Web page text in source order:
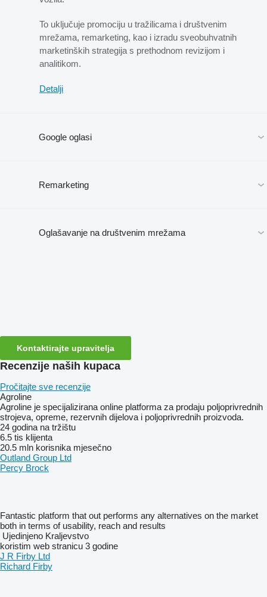
To uključuje promociju u tražilicama i društvenim
mrežama, remarketing, kao i izradu sveobuhvatnih
marketinških strategija s prethodnom revizijom i
analitikom.
Detalji
Google oglasi
Remarketing
Oglašavanje na društvenim mrežama
Kontaktirajte upravitelja
Recenzije naših kupaca
Pročitajte sve recenzije
Agroline
Agroline je specijalizirana online platforma za prodaju poljoprivrednih
strojeva, opreme, rezervnih dijelova i poljoprivrednih proizvoda.
24 godina na tržištu
6.5 tis klijenta
20.5 mln korisnika mjesečno
Outland Group Ltd
Percy Brock
Fantastic platform that out performs any alternatives on the market
both in terms of usability, reach and results
Ujedinjeno Kraljevstvo
koristim web stranicu 3 godine
J R Firby Ltd
Richard Firby